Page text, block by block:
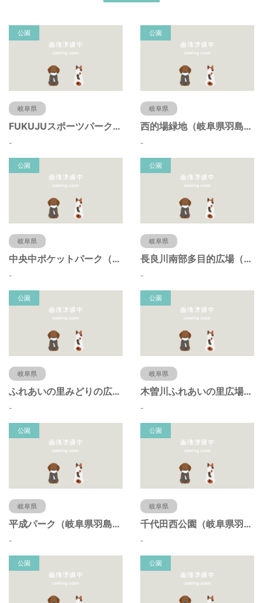
公園
岐阜県
FUKUJUスポーツパーク（羽島市運動公園）（岐阜県羽島市）
-
公園
岐阜県
西的場緑地（岐阜県羽島市）
-
公園
岐阜県
中央中ポケットパーク（岐阜県羽島市）
-
公園
岐阜県
長良川南部多目的広場（岐阜県羽島市）
-
公園
岐阜県
ふれあいの里みどりの広場（岐阜県羽島市）
-
公園
岐阜県
木曽川ふれあいの里広場（岐阜県羽島市）
-
公園
岐阜県
平成パーク（岐阜県羽島市）
-
公園
岐阜県
千代田西公園（岐阜県羽島市）
-
公園 公園